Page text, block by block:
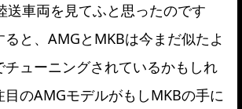
車両を見てふと思ったのです
と、AMGとMKBは今まだ似たよ
チューニングされているかもしれ
目のAMGモデルがもしMKBの手に